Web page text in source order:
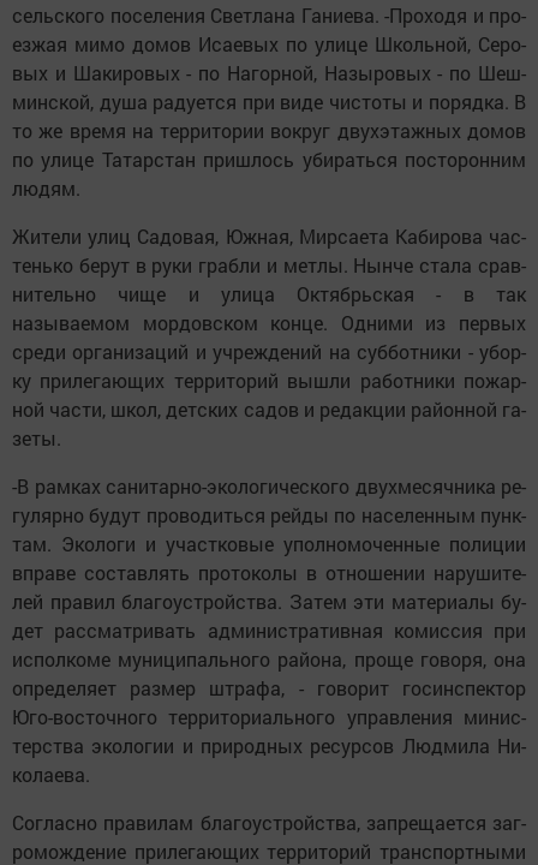
сельс­ко­го по­се­ле­ния Свет­ла­на Га­ни­е­ва. -П­ро­хо­дя и про­
ез­жая ми­мо до­мов Иса­е­вых по ули­це Школь­ной, Се­ро­
вых и Ша­ки­ро­вых - по На­гор­ной, На­зы­ро­вых - по Шеш­
минс­кой, ду­ша ра­ду­ет­ся при ви­де чис­то­ты и по­ряд­ка. В
то же вре­мя на тер­ри­то­рии вок­руг двухэтажных до­мов
по ули­це Та­тарс­тан приш­лось уби­раться пос­то­рон­ним
лю­дям.
Жи­те­ли улиц Са­до­вая, Юж­ная, Мир­са­е­та Ка­би­ро­ва час­
тень­ко бе­рут в ру­ки граб­ли и мет­лы. Нын­че ста­ла срав­
ни­тель­но чи­ще и ули­ца Ок­тябрьс­кая - в так
называемом мордовском конце. Од­ни­ми из пер­вых
сре­ди ор­га­ни­за­ций и уч­реж­де­ний на суб­бот­ни­ки - убор­
ку при­ле­га­ю­щих тер­ри­то­рий выш­ли ра­бот­ни­ки по­жар­
ной час­ти, школ, детс­ких садов и ре­дак­ции ра­йон­ной га­
зе­ты.
-В рам­ках са­ни­тар­но-эко­ло­ги­чес­ко­го двух­ме­сяч­ни­ка ре­
гу­ляр­но бу­дут про­во­дить­ся рей­ды по на­се­лен­ным пунк­
там. Эко­ло­ги и участ­ко­вые упол­но­мо­чен­ные по­ли­ции
вп­ра­ве сос­тав­лять про­то­ко­лы в от­но­ше­нии на­ру­ши­те­
лей пра­вил бла­гоуст­ройст­ва. За­тем эти ма­те­ри­а­лы бу­
дет расс­мат­ри­вать ад­ми­нист­ра­тив­ная ко­мис­сия при
ис­пол­ко­ме му­ни­ци­паль­но­го ра­йо­на, про­ще го­во­ря, она
оп­ре­де­ля­ет раз­мер шт­ра­фа, - го­во­рит го­синс­пек­тор
Юго-вос­точ­но­го тер­ри­то­ри­аль­но­го уп­рав­ле­ния ми­нис­
терст­ва эко­ло­гии и при­род­ных ре­сур­сов Люд­ми­ла Ни­
ко­ла­е­ва.
Сог­лас­но пра­ви­лам бла­гоуст­ройст­ва, зап­ре­ща­ет­ся заг­
ро­мож­де­ние при­ле­га­ю­щих тер­ри­то­рий транс­порт­ны­ми